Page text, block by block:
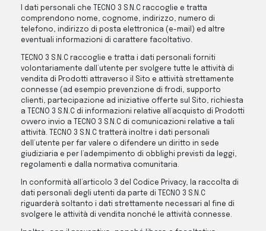
I dati personali che TECNO 3 S.N.C raccoglie e tratta
comprendono nome, cognome, indirizzo, numero di
telefono, indirizzo di posta elettronica (e-mail) ed altre
eventuali informazioni di carattere facoltativo.
TECNO 3 S.N.C raccoglie e tratta i dati personali forniti
volontariamente dall’utente per svolgere tutte le attività di
vendita di Prodotti attraverso il Sito e attività strettamente
connesse (ad esempio prevenzione di frodi, supporto
clienti, partecipazione ad iniziative offerte sul Sito, richiesta
a TECNO 3 S.N.C di informazioni relative all’acquisto di Prodotti
ovvero invio a TECNO 3 S.N.C di comunicazioni relative a tali
attività. TECNO 3 S.N.C tratterà inoltre i dati personali
dell’utente per far valere o difendere un diritto in sede
giudiziaria e per l’adempimento di obblighi previsti da leggi,
regolamenti e dalla normativa comunitaria.
In conformità all’articolo 3 del Codice Privacy, la raccolta di
dati personali degli utenti da parte di TECNO 3 S.N.C
riguarderà soltanto i dati strettamente necessari al fine di
svolgere le attività di vendita nonché le attività connesse.